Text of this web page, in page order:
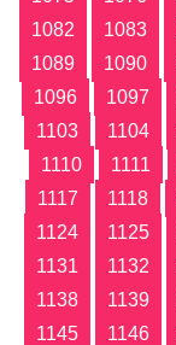
1082
1083
1089
1090
1096
1097
1103
1104
1110
1111
1117
1118
1124
1125
1131
1132
1138
1139
1145
1146